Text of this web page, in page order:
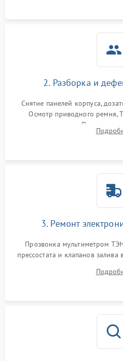
2. Разборка и
Снятие панелей корпуса,
Осмотр приводного ремня,
амортизаторов. Проверка
крестовины на износ, а
3. Ремонт
Прозвонка мультиметром
прессостата и клапанов
Восстановление